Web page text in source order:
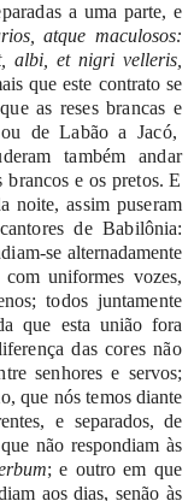
a uma parte, e
atque maculosos:
albi, et nigri velleris,
que este contrato se
que as reses brancas e
ou de Labão aJacó,
também
andar
brancos e os pretos.E
noite, assim puseram
cantores deBabilônia:
sealternadamente
com uniformes vozes,
todos juntamente
que esta união fora
das cores não
senhores e servos;
que nós temosdiante
e separados, de
que não respondiam às
; e outro em que
aos dias, senão às